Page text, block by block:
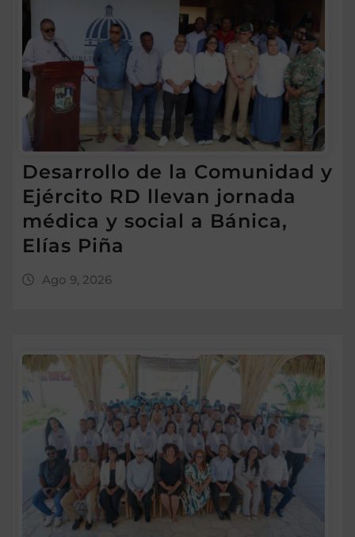
Desarrollo de la Comunidad y
Ejército RD llevan jornada
médica y social a Bánica,
Elías Piña
Ago 9, 2026